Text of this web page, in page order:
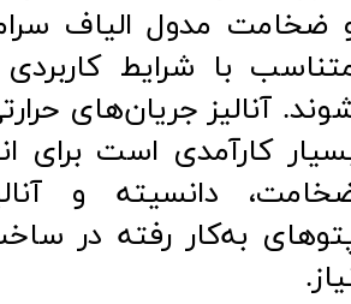
ضخامت مدول الیاف
با شرایط
آنالیز جریان‌های
کارآمدی است برای
دانسیته و
به‌کار رفته در